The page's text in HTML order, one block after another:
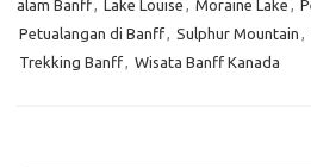
alam Banff, Lake Louise , Moraine Lake ,
Petualangan di Banff, Sulphur Mountain ,
Trekking Banff, Wisata Banff Kanada